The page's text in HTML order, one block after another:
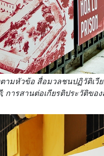
ตามหัวข้อ สื่อมวลชนปฏิวัติเ
; การสานต่อเกียรติประวัติขอ